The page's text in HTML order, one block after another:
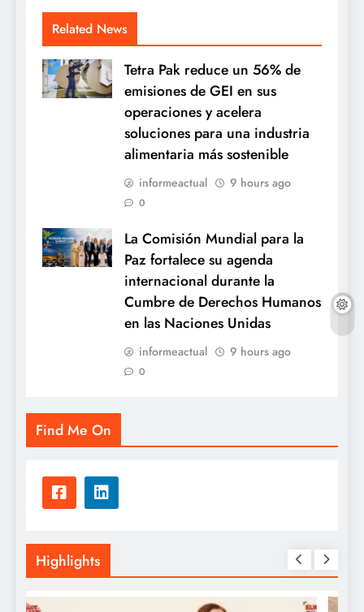
Related News
Tetra Pak reduce un 56% de
emisiones de GEI en sus
operaciones y acelera
soluciones para una industria
alimentaria más sostenible
informeactual 9 hours ago
0
La Comisión Mundial para la
Paz fortalece su agenda
internacional durante la
Cumbre de Derechos Humanos
en las Naciones Unidas
informeactual 9 hours ago
0
Find Me On
Highlights